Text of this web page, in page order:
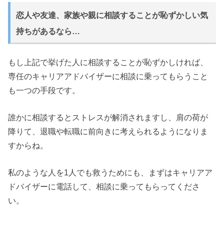
恋人や友達、家族や親に相談することが恥ずかしい気
持ちがあるなら…
もし上記で挙げた人に相談することが恥ずかしければ、
専任のキャリアアドバイザーに相談に乗ってもらうこと
も一つの手段です。
誰かに相談するとストレスが解消されますし、肩の荷が
降りて、退職や転職に前向きに考えられるようになりま
すからね。
私のような人を1人でも救うためにも、まずはキャリアア
ドバイザーに電話して、相談に乗ってもらってくださ
い。